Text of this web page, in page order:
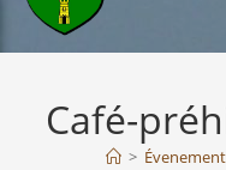
Café-
>